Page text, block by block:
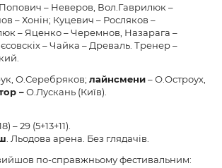
– Неверов, Вол.Гаврилюк –
– Хонін; Куцевич – Росляков –
– Яценко – Черемнов, Назарага –
– Чайка – Древаль. Тренер –
О.Серебряков; лайнсмени– О.Остроух,
–О.Лускань (Київ).
– 29 (5+13+11).
. Льодова арена. Без глядачів.
по-справжньому фестивальним: